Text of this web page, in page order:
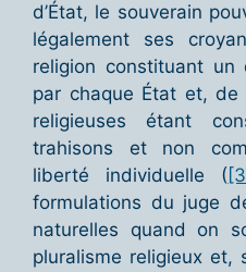
d’État, le souverain
légalement ses
religion constituant un
par chaque État et,
religieuses étant
trahisons et non
liberté individuelle (
formulations du juge
naturelles quand on
pluralisme religieux et,